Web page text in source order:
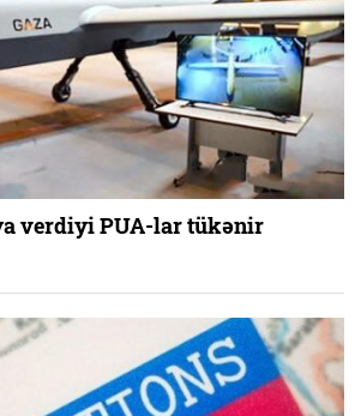
verdiyi PUA-lar tükənir